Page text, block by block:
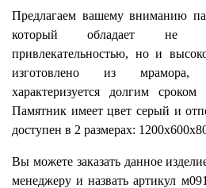
Предлагаем вашему вниманию
который обладает не
привлекательностью, но и
изготовлено из мрамора,
характеризуется долгим
Памятник имеет цвет серый и
доступен в 2 размерах:
Вы можете заказать данное
менеджеру и назвать артикул